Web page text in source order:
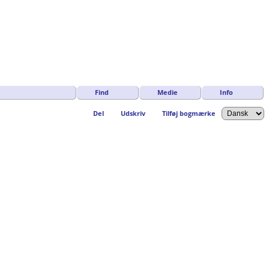
Find Medie Info
Del Udskriv Tilføj bogmærke